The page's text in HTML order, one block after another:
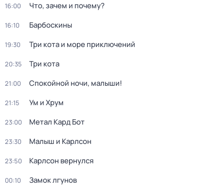
16:00 Что, зачем и почему?
16:10 Барбоскины
19:30 Три кота и море приключений
20:35 Три кота
21:00 Спокойной ночи, малыши!
21:15 Ум и Хрум
23:00 Метал Кард Бот
23:30 Малыш и Карлсон
23:50 Карлсон вернулся
00:10 Замок лгунов